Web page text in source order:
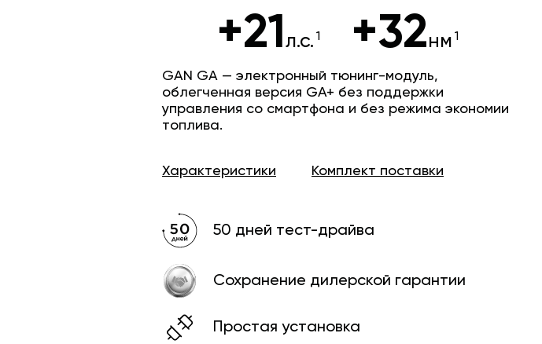
+21л.с. +32нм
GAN GA — электронный тюнинг-модуль,
облегченная версия GA+ без поддержки
управления со смартфона и без режима экономии
топлива.
Характеристики Комплект поставки
50 дней тест-драйва
Сохранение дилерской гарантии
Простая установка